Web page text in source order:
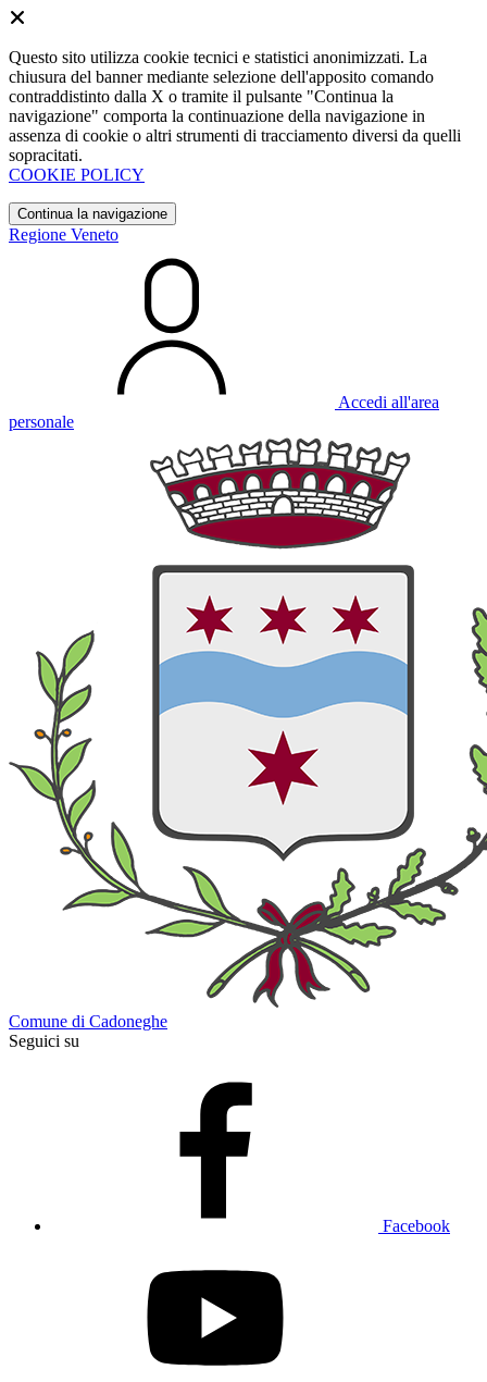
Questo sito utilizza cookie tecnici e statistici anonimizzati. La
chiusura del banner mediante selezione dell'apposito comando
contraddistinto dalla X o tramite il pulsante "Continua la
navigazione" comporta la continuazione della navigazione in
assenza di cookie o altri strumenti di tracciamento diversi da quelli
sopracitati.
COOKIE POLICY
Continua la navigazione
Regione Veneto
Accedi all'area
personale
Comune di Cadoneghe
Seguici su
Facebook